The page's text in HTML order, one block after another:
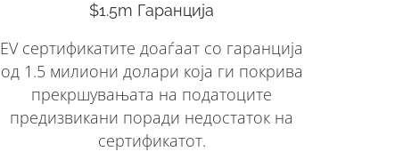
$1.5m Гаранција
EV сертификатите доаѓаат со гаранција
од 1.5 милиони долари која ги покрива
прекршувањата на податоците
предизвикани поради недостаток на
сертификатот.